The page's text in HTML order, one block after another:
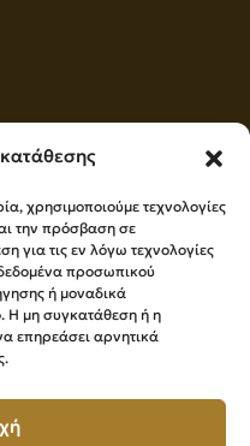
χρησιμοποιούμε τεχνολογίες
την πρόσβαση σε
για τις εν λόγω τεχνολογίες
προσωπικού
ή μοναδικά
Η μη συγκατάθεση ή η
επηρεάσει αρνητικά
τα νέα μας!